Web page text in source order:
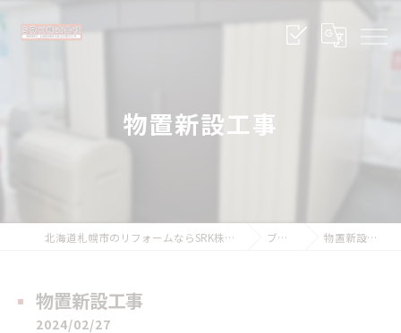
物置新設工事
北海道札幌市のリフォームならSRK株式会社 ブログ 物置新設工事
物置新設工事
2024/02/27